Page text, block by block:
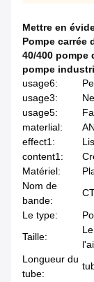
Mettre en
Pompe carrée
40/400 pompe
pompe
usage6:
usage3:
usage5:
materlial:
effect1:
content1:
Matériel:
Nom de
bande:
Le type:
Taille:
Longueur du
tube: